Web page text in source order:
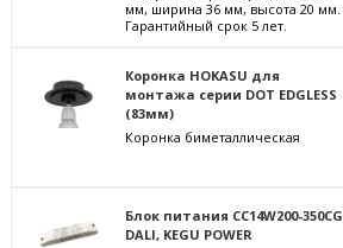
мм, ширина 36 мм, высота 20 мм.
Гарантийный срок 5 лет.
Коронка HOKASU для
монтажа серии DOT EDGLESS
(83мм)
Коронка биметаллическая
Блок питания CC14W200-350CG
DALI, KEGU POWER